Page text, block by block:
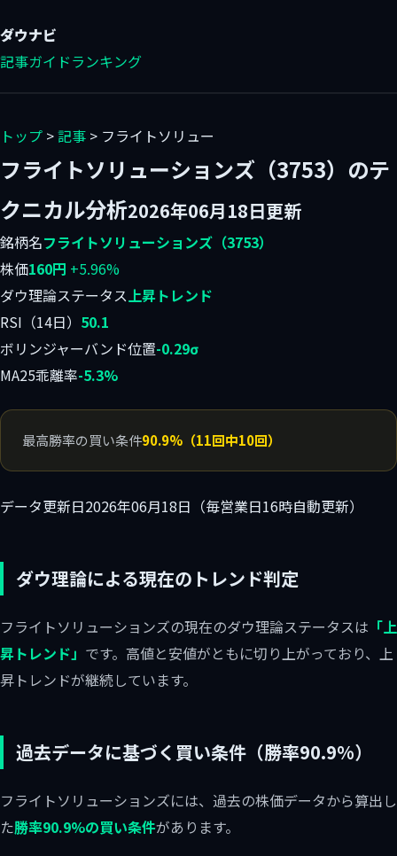
ダウナビ
記事ガイドランキング
トップ >記事 > フライトソリュー
フライトソリューションズ（3753）のテ
クニカル分析2026年06月18日更新
銘柄名フライトソリューションズ（3753）
株価160円 +5.96%
ダウ理論ステータス上昇トレンド
RSI（14日） 50.1
ボリンジャーバンド位置-0.29σ
MA25乖離率-5.3%
最高勝率の買い条件90.9%（11回中10回）
データ更新日2026年06月18日（毎営業日16時自動更新）
ダウ理論による現在のトレンド判定
フライトソリューションズの現在のダウ理論ステータスは 「上
昇トレンド」 です。高値と安値がともに切り上がっており、上
昇トレンドが継続しています。
過去データに基づく買い条件（勝率90.9%）
フライトソリューションズには、過去の株価データから算出し
た勝率90.9%の買い条件があります。